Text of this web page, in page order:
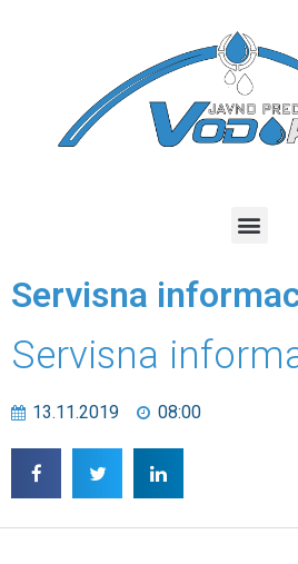
Servisna
Servisna
13.11.2019 08:00